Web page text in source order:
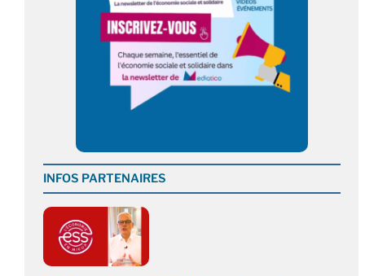
INFOS PARTENAIRES